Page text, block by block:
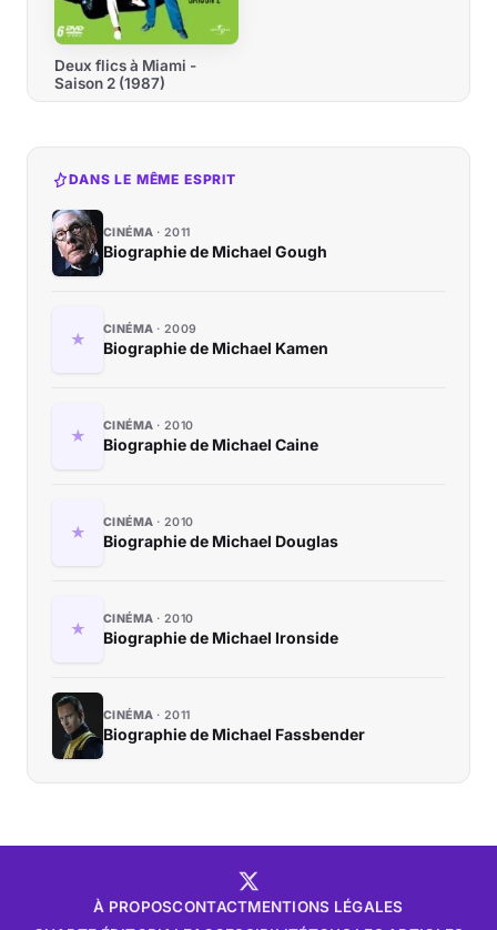
Deux flics à Miami -
Saison 2 (1987)
DANS LE MÊME ESPRIT
CINÉMA 2011
Biographie de Michael Gough
CINÉMA 2009
Biographie de Michael Kamen
CINÉMA 2010
Biographie de Michael Caine
CINÉMA 2010
Biographie de Michael Douglas
CINÉMA 2010
Biographie de Michael Ironside
CINÉMA 2011
Biographie de Michael Fassbender
À PROPOSCONTACTMENTIONS LÉGALES